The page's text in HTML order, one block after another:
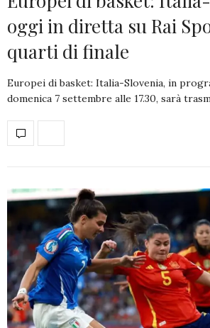
oggi in diretta su Rai
quarti di finale
Europei di basket: Italia-Slovenia, in
domenica 7 settembre alle 17.30, sarà